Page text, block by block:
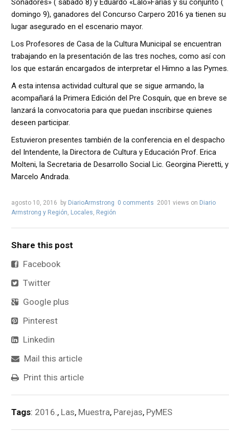
Soñadores» ( sábado 8) y Eduardo «Lalo»Farías y su conjunto (
domingo 9), ganadores del Concurso Carpero 2016 ya tienen su
lugar asegurado en el escenario mayor.
Los Profesores de Casa de la Cultura Municipal se encuentran
trabajando en la presentación de las tres noches, como así con
los que estarán encargados de interpretar el Himno a las Pymes.
A esta intensa actividad cultural que se sigue armando, la
acompañará la Primera Edición del Pre Cosquín, que en breve se
lanzará la convocatoria para que puedan inscribirse quienes
deseen participar.
Estuvieron presentes también de la conferencia en el despacho
del Intendente, la Directora de Cultura y Educación Prof. Erica
Molteni, la Secretaria de Desarrollo Social Lic. Georgina Pieretti, y
Marcelo Andrada.
agosto 10, 2016 by DiarioArmstrong 0 comments 2001 views on Diario
Armstrong y Región Locales Región
Share this post
Facebook
Twitter
Google plus
Pinterest
Linkedin
Mail this article
Print this article
Tags: 2016. , Las, Muestra, Parejas, PyMES